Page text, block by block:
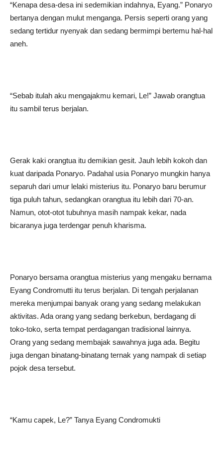
“Kenapa desa-desa ini sedemikian indahnya, Eyang.” Ponaryo
bertanya dengan mulut menganga. Persis seperti orang yang
sedang tertidur nyenyak dan sedang bermimpi bertemu hal-hal
aneh.
“Sebab itulah aku mengajakmu kemari, Le!” Jawab orangtua
itu sambil terus berjalan.
Gerak kaki orangtua itu demikian gesit. Jauh lebih kokoh dan
kuat daripada Ponaryo. Padahal usia Ponaryo mungkin hanya
separuh dari umur lelaki misterius itu. Ponaryo baru berumur
tiga puluh tahun, sedangkan orangtua itu lebih dari 70-an.
Namun, otot-otot tubuhnya masih nampak kekar, nada
bicaranya juga terdengar penuh kharisma.
Ponaryo bersama orangtua misterius yang mengaku bernama
Eyang Condromutti itu terus berjalan. Di tengah perjalanan
mereka menjumpai banyak orang yang sedang melakukan
aktivitas. Ada orang yang sedang berkebun, berdagang di
toko-toko, serta tempat perdagangan tradisional lainnya.
Orang yang sedang membajak sawahnya juga ada. Begitu
juga dengan binatang-binatang ternak yang nampak di setiap
pojok desa tersebut.
“Kamu capek, Le?” Tanya Eyang Condromukti